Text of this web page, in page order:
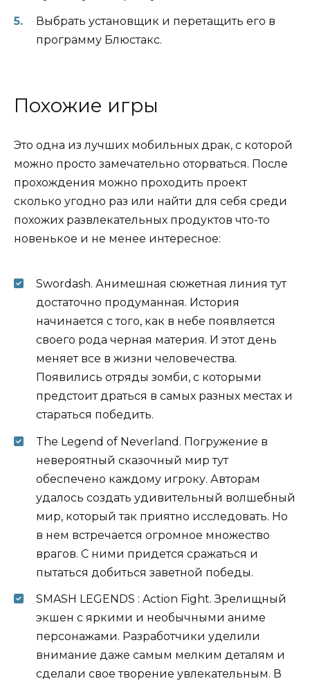
Выбрать установщик и перетащить его в
программу Блюстакс.
Похожие игры
Это одна из лучших мобильных драк, с которой
можно просто замечательно оторваться. После
прохождения можно проходить проект
сколько угодно раз или найти для себя среди
похожих развлекательных продуктов что-то
новенькое и не менее интересное:
Swordash. Анимешная сюжетная линия тут
достаточно продуманная. История
начинается с того, как в небе появляется
своего рода черная материя. И этот день
меняет все в жизни человечества.
Появились отряды зомби, с которыми
предстоит драться в самых разных местах и
стараться победить.
The Legend of Neverland. Погружение в
невероятный сказочный мир тут
обеспечено каждому игроку. Авторам
удалось создать удивительный волшебный
мир, который так приятно исследовать. Но
в нем встречается огромное множество
врагов. С ними придется сражаться и
пытаться добиться заветной победы.
SMASH LEGENDS : Action Fight. Зрелищный
экшен с яркими и необычными аниме
персонажами. Разработчики уделили
внимание даже самым мелким деталям и
сделали свое творение увлекательным. В